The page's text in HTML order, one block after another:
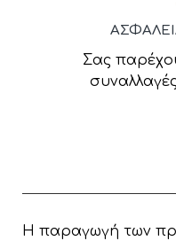
Σας
Η παραγωγή των